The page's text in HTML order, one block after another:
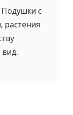
Подушки с
растения